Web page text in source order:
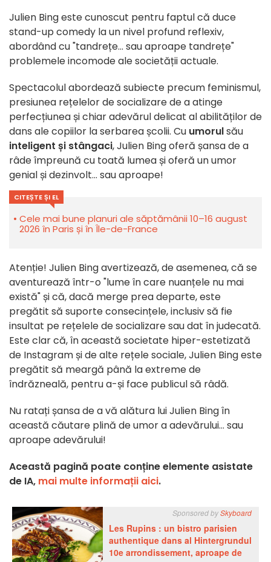
Julien Bing este cunoscut pentru faptul că duce
stand-up comedy la un nivel profund reflexiv,
abordând cu "tandrețe... sau aproape tandrețe"
problemele incomode ale societății actuale.
Spectacolul abordează subiecte precum feminismul,
presiunea rețelelor de socializare de a atinge
perfecțiunea și chiar adevărul delicat al abilităților de
dans ale copiilor la serbarea școlii. Cu umorulsău
inteligent și stângaci, Julien Bing oferă șansa de a
râde împreună cu toată lumea și oferă un umor
genial și dezinvolt... sau aproape!
CITEȘTE ȘI EL
Cele mai bune planuri ale săptămânii 10–16 august
2026 în Paris și în Île-de-France
Atenție! Julien Bing avertizează, de asemenea, că se
aventurează într-o "lume în care nuanțele nu mai
există" și că, dacă merge prea departe, este
pregătit să suporte consecințele, inclusiv să fie
insultat pe rețelele de socializare sau dat în judecată.
Este clar că, în această societate hiper-estetizată
de Instagram și de alte rețele sociale, Julien Bing este
pregătit să meargă până la extreme de
îndrăzneală, pentru a-și face publicul să râdă.
Nu ratați șansa de a vă alătura lui Julien Bing în
această căutare plină de umor a adevărului... sau
aproape adevărului!
Această pagină poate conține elemente asistate
de IA, mai multe informații aici.